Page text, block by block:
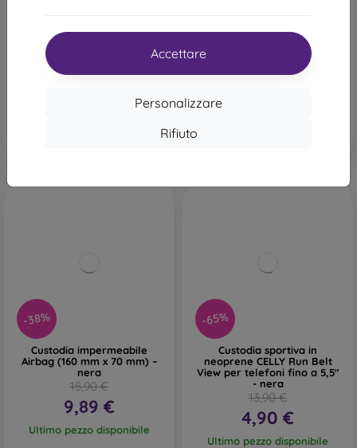
Accettare
Personalizzare
Rifiuto
24,90 €
Ultimo pezzo disponibile
24,90 €
In magazzino 2 pz
-38%
Custodia impermeabile
Airbag (160 mm x 70 mm) –
nera
15,90 €
9,89 €
Ultimo pezzo disponibile
-65%
Custodia sportiva in
neoprene CELLY Run Belt
View per telefoni fino a 5,5"
- nera
13,90 €
4,90 €
Ultimo pezzo disponibile